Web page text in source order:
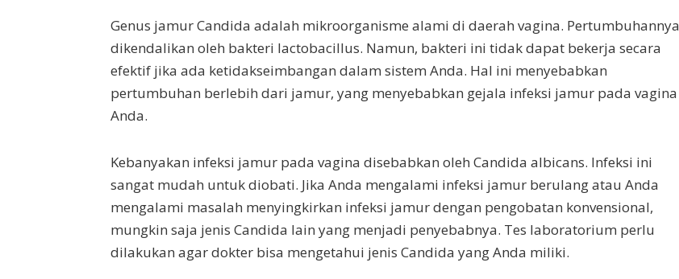
Genus jamur Candida adalah mikroorganisme alami di daerah vagina. Pertumbuhannya
dikendalikan oleh bakteri lactobacillus. Namun, bakteri ini tidak dapat bekerja secara
efektif jika ada ketidakseimbangan dalam sistem Anda. Hal ini menyebabkan
pertumbuhan berlebih dari jamur, yang menyebabkan gejala infeksi jamur pada vagina
Anda.
Kebanyakan infeksi jamur pada vagina disebabkan oleh Candida albicans. Infeksi ini
sangat mudah untuk diobati. Jika Anda mengalami infeksi jamur berulang atau Anda
mengalami masalah menyingkirkan infeksi jamur dengan pengobatan konvensional,
mungkin saja jenis Candida lain yang menjadi penyebabnya. Tes laboratorium perlu
dilakukan agar dokter bisa mengetahui jenis Candida yang Anda miliki.